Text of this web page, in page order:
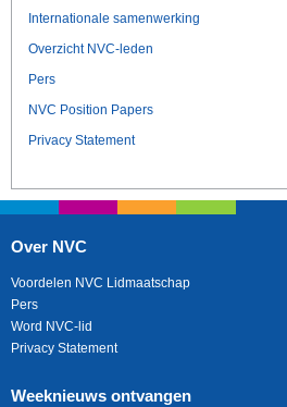
Internationale samenwerking
Overzicht NVC-leden
Pers
NVC Position Papers
Privacy Statement
Over NVC
Voordelen NVC Lidmaatschap
Pers
Word NVC-lid
Privacy Statement
Weeknieuws ontvangen